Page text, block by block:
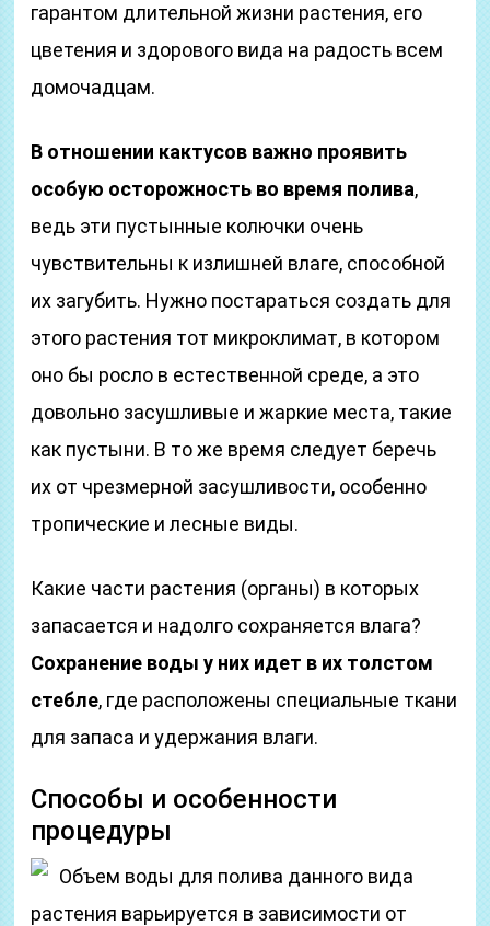
гарантом длительной жизни растения, его
цветения и здорового вида на радость всем
домочадцам.
В отношении кактусов важно проявить
особую осторожность во время полива,
ведь эти пустынные колючки очень
чувствительны к излишней влаге, способной
их загубить. Нужно постараться создать для
этого растения тот микроклимат, в котором
оно бы росло в естественной среде, а это
довольно засушливые и жаркие места, такие
как пустыни. В то же время следует беречь
их от чрезмерной засушливости, особенно
тропические и лесные виды.
Какие части растения (органы) в которых
запасается и надолго сохраняется влага?
Сохранение воды у них идет в их толстом
стебле, где расположены специальные ткани
для запаса и удержания влаги.
Способы и особенности
процедуры
Объем воды для полива данного вида
растения варьируется в зависимости от